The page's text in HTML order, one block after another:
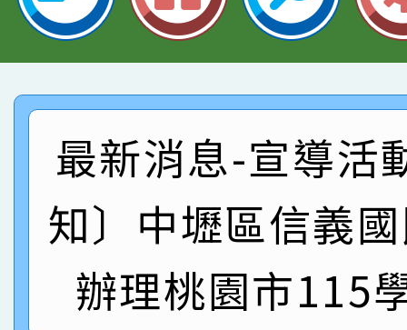
臺灣台語-第二名
市賽榮獲科學小創客佳
創客第三名。
賀！本校參加桃園市中
賽 洪綺君教師榮獲社
名
賀！本校阿巴斯O蜜、
倩參加桃園市科展 國
名 指導老師王老師、
賀！本校四年二班張O
園市英語競賽國小朗讀
指導老師林老師
賀！本校參加桃園市中
臺灣台語-第二名
市賽榮獲科學小創客佳
最新消息-宣導活
知〕中壢區信義
辦理桃園市115